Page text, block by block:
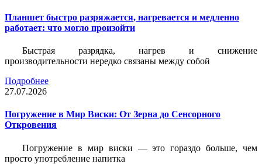
Планшет быстро разряжается, нагревается и медленно
работает: что могло произойти
Быстрая разрядка, нагрев и снижение
производительности нередко связаны между собой
Подробнее
27.07.2026
Погружение в Мир Виски: От Зерна до Сенсорного
Откровения
Погружение в мир виски — это гораздо больше, чем
просто употребление напитка